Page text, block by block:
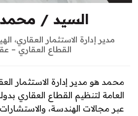
السيد /
مدير إدارة الاستثمار العقاري،
القطاع العقاري –
محمد هو مدير إدارة الاستثمار
العامة لتنظيم القطاع العقاري
عبر مجالات الهندسة،